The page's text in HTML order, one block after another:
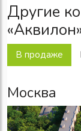
Другие
В продаже
Москва